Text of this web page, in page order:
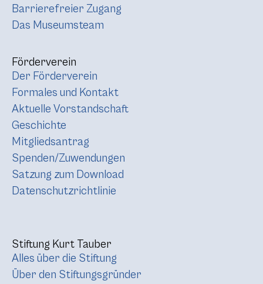
Barrierefreier Zugang
Das Museumsteam
Förderverein
Der Förderverein
Formales und Kontakt
Aktuelle Vorstandschaft
Geschichte
Mitgliedsantrag
Spenden/Zuwendungen
Satzung zum Download
Datenschutzrichtlinie
Stiftung Kurt Tauber
Alles über die Stiftung
Über den Stiftungsgründer